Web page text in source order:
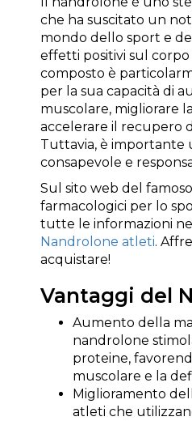
che ha suscitato un
mondo dello sport e
effetti positivi sul
composto è
per la sua capacità di
muscolare, migliorare
accelerare il recupero
Tuttavia, è importante
consapevole e
Sul sito web del
farmacologici per lo
tutte le informazioni
Nandrolone atleti.
acquistare!
Vantaggi del
Aumento della
nandrolone
proteine,
muscolare e la
Miglioramento
atleti che